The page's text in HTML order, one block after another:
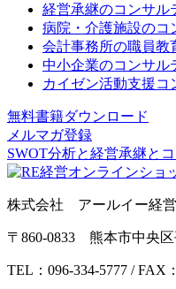
経営承継のコンサル
病院・介護施設のコ
会計事務所の職員教
中小企業のコンサル
カイゼン活動支援コ
無料書籍ダウンロード
メルマガ登録
SWOT分析と経営承継と
株式会社 アールイー経営
〒860-0833 熊本市中央区
TEL：096-334-5777 / FAX